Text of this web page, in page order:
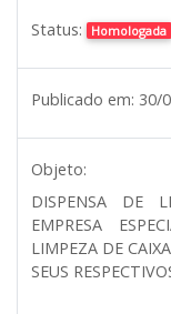
Status: Homologada
Publicado em: 30/
Objeto:
DISPENSA DE
EMPRESA
LIMPEZA DE
SEUS